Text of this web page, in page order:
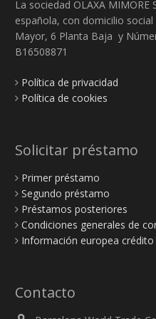
La sociedad OLAXA MIMORE
española, con domicilio
Mayor, 6 Planta Baja y
B16508871
Política de privacidad
Política de cookies
Solicitar préstamo
Primer préstamo
Segundo préstamo
Préstamos posteriores
Condiciones generales de
Información europea
Contacto